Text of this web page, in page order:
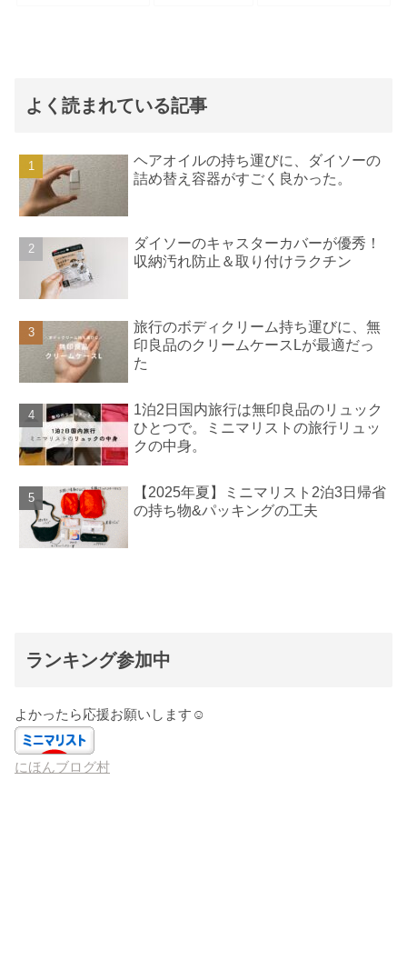
よく読まれている記事
ヘアオイルの持ち運びに、ダイソーの
詰め替え容器がすごく良かった。
ダイソーのキャスターカバーが優秀！
収納汚れ防止＆取り付けラクチン
旅行のボディクリーム持ち運びに、無
印良品のクリームケースLが最適だっ
た
1泊2日国内旅行は無印良品のリュック
ひとつで。ミニマリストの旅行リュッ
クの中身。
【2025年夏】ミニマリスト2泊3日帰省
の持ち物&パッキングの工夫
ランキング参加中
よかったら応援お願いします☺️
にほんブログ村